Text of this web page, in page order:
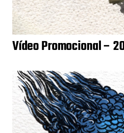
Vídeo Promocional –